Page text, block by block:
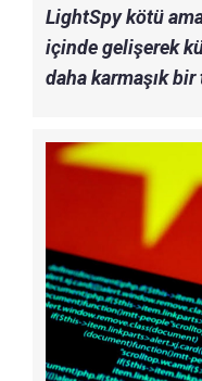
LightSpy kötü
içinde gelişerek
daha karmaşık